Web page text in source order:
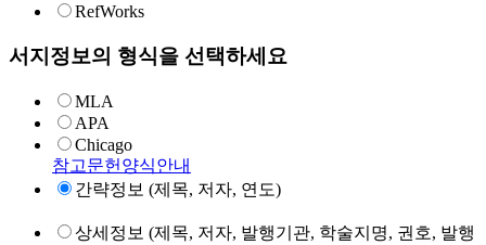
RefWorks
서지정보의 형식을 선택하세요
MLA
APA
Chicago
참고문헌양식안내
간략정보 (제목, 저자, 연도)
상세정보 (제목, 저자, 발행기관, 학술지명, 권호, 발행